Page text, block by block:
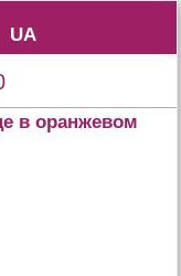
UA
UA
в оранжевом